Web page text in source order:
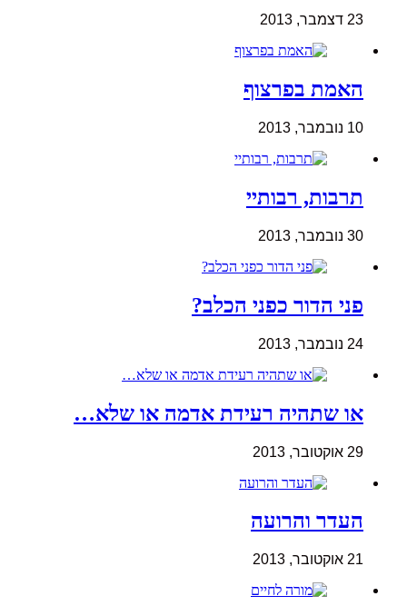
23 דצמבר, 2013
האמת בפרצוף
10 נובמבר, 2013
תרבות, רבותיי
30 נובמבר, 2013
פני הדור כפני הכלב?
24 נובמבר, 2013
או שתהיה רעידת אדמה או שלא…
29 אוקטובר, 2013
העדר והרועה
21 אוקטובר, 2013